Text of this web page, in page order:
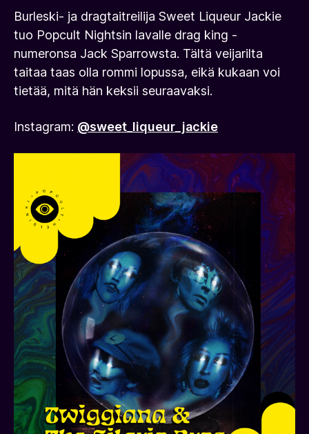
Burleski- ja dragtaitreilija Sweet Liqueur Jackie
tuo Popcult Nightsin lavalle drag king -
numeronsa Jack Sparrowsta. Tältä veijarilta
taitaa taas olla rommi lopussa, eikä kukaan voi
tietää, mitä hän keksii seuraavaksi.
Instagram: @sweet_liqueur_jackie